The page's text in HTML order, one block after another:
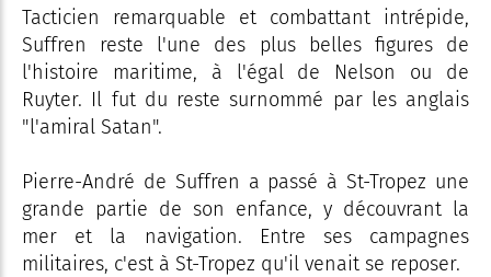
Tacticien remarquable et combattant intrépide,
Suffren reste l'une des plus belles figures de
l'histoire maritime, à l'égal de Nelson ou de
Ruyter. Il fut du reste surnommé par les anglais
"l'amiral Satan".
Pierre-André de Suffren a passé à St-Tropez une
grande partie de son enfance, y découvrant la
mer et la navigation. Entre ses campagnes
militaires, c'est à St-Tropez qu'il venait se reposer.